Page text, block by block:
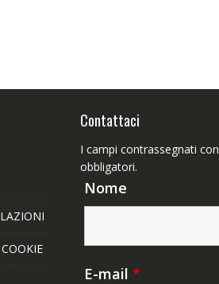
Contattaci
I campi contrassegnati con
obbligatori.
Nome
E-mail *